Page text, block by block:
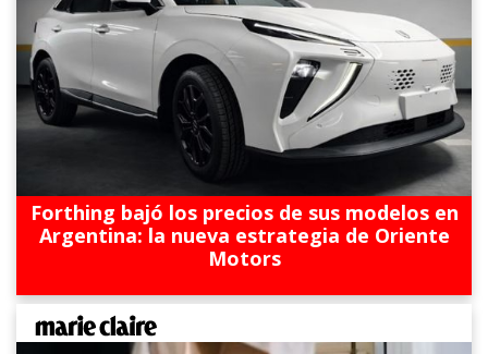
Forthing bajó los precios de sus modelos en
Argentina: la nueva estrategia de Oriente
Motors